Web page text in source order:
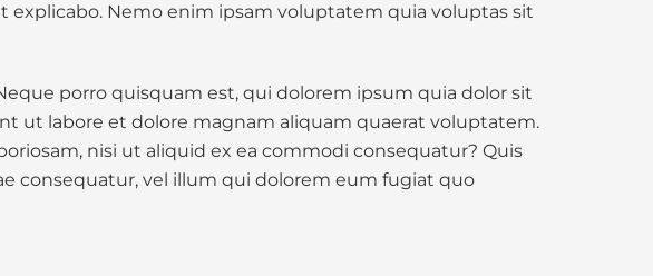
Nemo enim ipsam voluptatem quia voluptas sit
porro quisquam est, qui dolorem ipsum quia dolor sit
ut labore et dolore magnam aliquam quaerat voluptatem.
nisi ut aliquid ex ea commodi consequatur? Quis
consequatur, vel illum qui dolorem eum fugiat quo